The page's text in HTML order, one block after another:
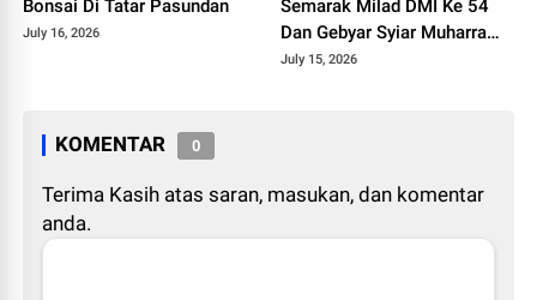
Bonsai Di Tatar Pasundan
July 16, 2026
Semarak Milad DMI Ke 54
Dan Gebyar Syiar Muharram
1448 H
July 15, 2026
KOMENTAR 0
Terima Kasih atas saran, masukan, dan komentar
anda.